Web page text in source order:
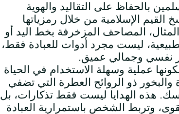
بالحفاظ على التقاليد والهوية
القيم الإسلامية من خلال رمزياتها
المصاحف المزخرفة بخط اليد أو
ليست مجرد أدوات للعبادة فقط،
نفسي وجمالي عميق.
بكونها عملية وسهلة الاستخدام في الحياة
والبخور ذو الروائح العطرة التي تضفي
هذه الهدايا ليست فقط تذكارات، بل
وتربط الشخص باستمرارية العبادة